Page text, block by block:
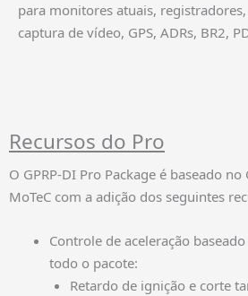
para monitores atuais,
captura de vídeo, GPS, ADRs, BR2,
Recursos do Pro
O GPRP-DI Pro Package é baseado no
MoTeC com a adição dos seguintes
Controle de aceleração
todo o pacote:
Retardo de ignição e corte